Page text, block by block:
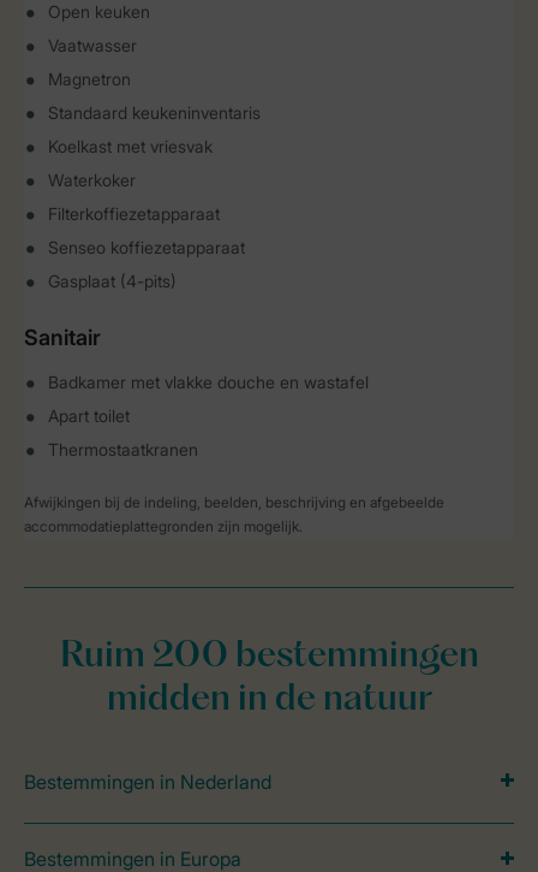
Open keuken
Vaatwasser
Magnetron
Standaard keukeninventaris
Koelkast met vriesvak
Waterkoker
Filterkoffiezetapparaat
Senseo koffiezetapparaat
Gasplaat (4-pits)
Sanitair
Badkamer met vlakke douche en wastafel
Apart toilet
Thermostaatkranen
Afwijkingen bij de indeling, beelden, beschrijving en afgebeelde
accommodatieplattegronden zijn mogelijk.
Ruim 200 bestemmingen
midden in de natuur
Bestemmingen in Nederland
Bestemmingen in Europa